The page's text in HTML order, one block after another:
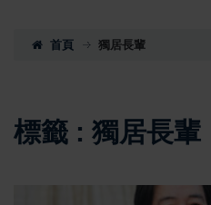
首頁 獨居長輩
標籤 : 獨居長輩